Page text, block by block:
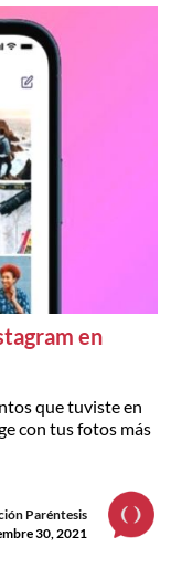
en
que tuviste en
con tus fotos más
Paréntesis
30, 2021